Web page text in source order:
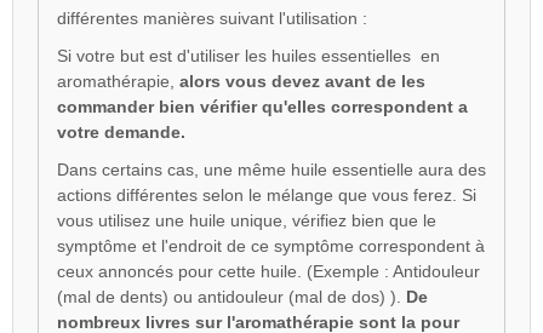
différentes manières suivant l'utilisation :
Si votre but est d'utiliser les huiles essentielles en
aromathérapie, alors vous devez avant de les
commander bien vérifier qu'elles correspondent a
votre demande.
Dans certains cas, une même huile essentielle aura des
actions différentes selon le mélange que vous ferez. Si
vous utilisez une huile unique, vérifiez bien que le
symptôme et l'endroit de ce symptôme correspondent à
ceux annoncés pour cette huile. (Exemple : Antidouleur
(mal de dents) ou antidouleur (mal de dos) ). De
nombreux livres sur l'aromathérapie sont la pour